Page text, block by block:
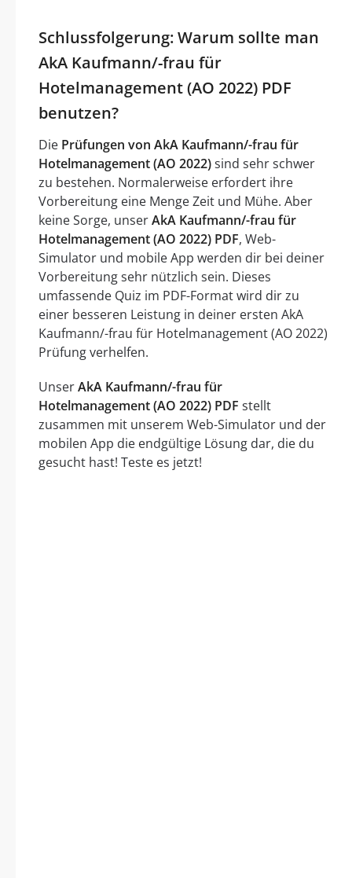
Schlussfolgerung: Warum sollte man
AkA Kaufmann/-frau für
Hotelmanagement (AO 2022) PDF
benutzen?
Die Prüfungen von AkA Kaufmann/-frau für
Hotelmanagement (AO 2022)sind sehr schwer
zu bestehen. Normalerweise erfordert ihre
Vorbereitung eine Menge Zeit und Mühe. Aber
keine Sorge, unserAkA Kaufmann/-frau für
Hotelmanagement (AO 2022) PDF, Web-
Simulator und mobile App werden dir bei deiner
Vorbereitung sehr nützlich sein. Dieses
umfassende Quiz im PDF-Format wird dir zu
einer besseren Leistung in deiner ersten AkA
Kaufmann/-frau für Hotelmanagement (AO 2022)
Prüfung verhelfen.
UnserAkA Kaufmann/-frau für
Hotelmanagement (AO 2022) PDF stellt
zusammen mit unserem Web-Simulator und der
mobilen App die endgültige Lösung dar, die du
gesucht hast! Teste es jetzt!